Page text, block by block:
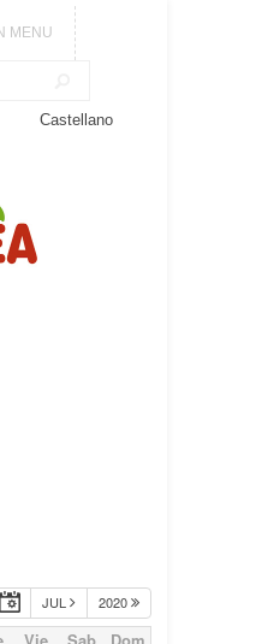
MENU
Castellano
JUL 2020
Vie Sab Dom